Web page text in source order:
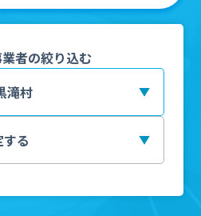
者の絞り込む